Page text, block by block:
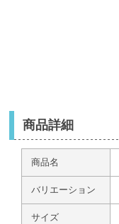
商品詳細
商品名
バリエーション
サイズ